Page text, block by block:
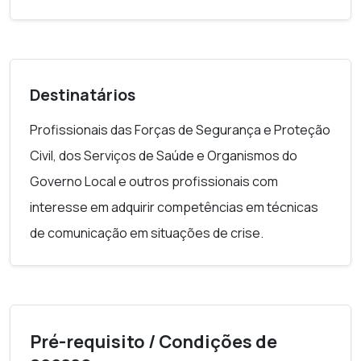
que se torne num entrevistado credível.
Destinatários
Profissionais das Forças de Segurança e Proteção
Civil, dos Serviços de Saúde e Organismos do
Governo Local e outros profissionais com
interesse em adquirir competências em técnicas
de comunicação em situações de crise.
Pré-requisito / Condições de